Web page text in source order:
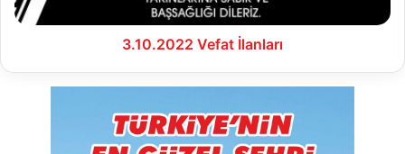
3.10.2022 Vefat İlanları